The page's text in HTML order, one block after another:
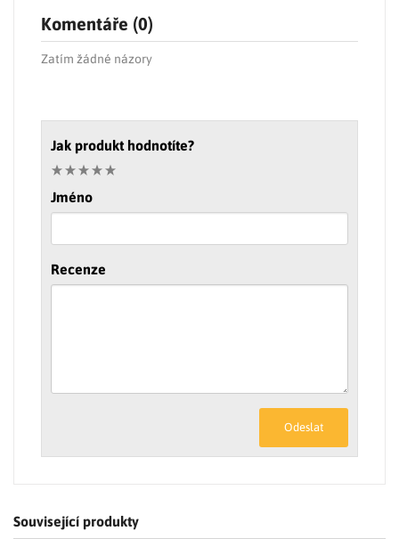
Komentáře (0)
Zatím žádné názory
Jak produkt hodnotíte?
Jméno
Recenze
Odeslat
Související produkty